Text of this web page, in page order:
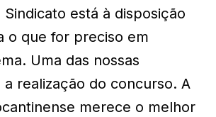
Sindicato está à disposição
o que for preciso em
Uma das nossas
a realização do concurso. A
merece o melhor